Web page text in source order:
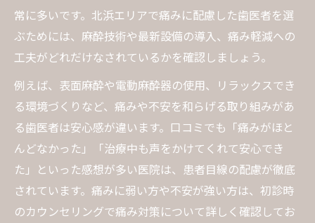
常に多いです。北浜エリアで痛みに配慮した歯医者を選
ぶためには、麻酔技術や最新設備の導入、痛み軽減への
工夫がどれだけなされているかを確認しましょう。
例えば、表面麻酔や電動麻酔器の使用、リラックスでき
る環境づくりなど、痛みや不安を和らげる取り組みがあ
る歯医者は安心感が違います。口コミでも「痛みがほと
んどなかった」「治療中も声をかけてくれて安心でき
た」といった感想が多い医院は、患者目線の配慮が徹底
されています。痛みに弱い方や不安が強い方は、初診時
のカウンセリングで痛み対策について詳しく確認してお